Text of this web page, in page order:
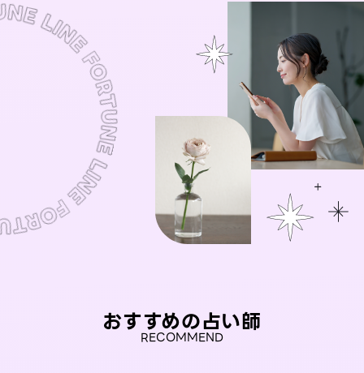
おすすめの占い師
RECOMMEND